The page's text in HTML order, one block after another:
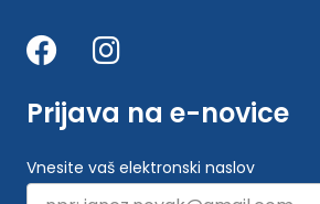
Prijava na e-novice
Vnesite vaš elektronski naslov